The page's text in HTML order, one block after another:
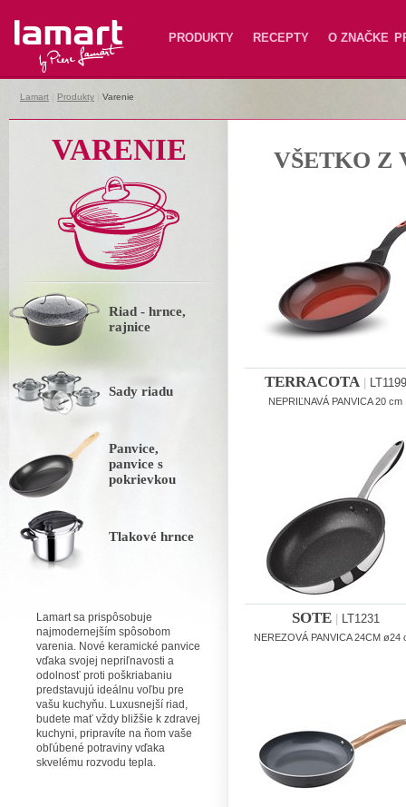
Lamart PRODUKTY RECEPTY O ZNAČKE
Lamart Produkty Varenie
VARENIE
Riad - hrnce,
rajnice
Sady riadu
Panvice,
panvice s
pokrievkou
Tlakové hrnce
Lamart sa prispôsobuje
najmodernejším spôsobom
varenia. Nové keramické panvice
vďaka svojej nepriľnavosti a
odolnosť proti poškriabaniu
predstavujú ideálnu voľbu pre
vašu kuchyňu. Luxusnejší riad,
budete mať vždy bližšie k zdravej
kuchyni, pripravíte na ňom vaše
obľúbené potraviny vďaka
skvelému rozvodu tepla.
VŠETKO Z
TERRACOTA| LT1199
NEPRIĽNAVÁ PANVICA 20 cm
SOTE| LT1231
NEREZOVÁ PANVICA 24CM ø24